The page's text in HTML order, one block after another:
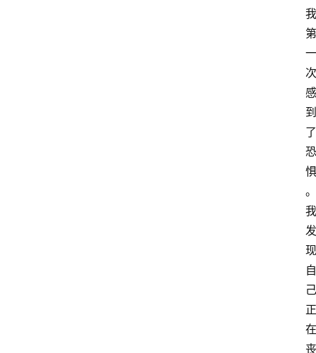
我
第
一
次
感
到
了
恐
惧
。
我
发
现
自
己
正
在
丧